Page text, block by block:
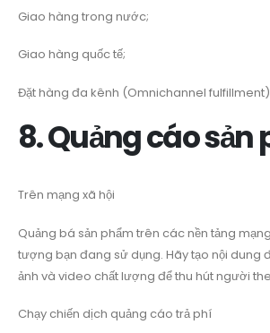
Giao hàng trong nước;
Giao hàng quốc tế;
Đặt hàng đa kênh (Omnichannel
8. Quảng cáo sản
Trên mạng xã hội
Quảng bá sản phẩm trên các nền tảng
tượng bạn đang sử dụng. Hãy tạo nội dung
ảnh và video chất lượng để thu hút người
Chạy chiến dịch quảng cáo trả phí